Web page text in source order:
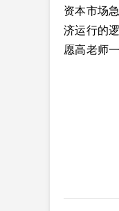
资本市场
济运行的
愿高老师